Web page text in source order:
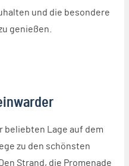
und die besondere
genießen.
beliebten Lage auf dem
zu den schönsten
Strand, die Promenade